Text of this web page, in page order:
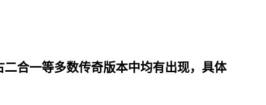
二合一等多数传奇版本中均有出现，具体